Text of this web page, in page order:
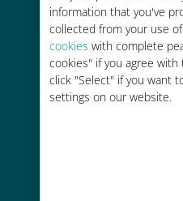
information that you've
collected from your use
cookies with complete
cookies" if you agree
click "Select" if you want
settings on our website.
ーミングサービ
べて最大で90％